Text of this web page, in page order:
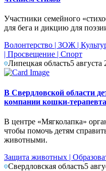
Участники семейного
для бега и дикцию для
Волонтерство | ЗОЖ |
| Просвещение | Спорт
Липецкая область5 августа
В Свердловской области
компании кошки-терапевта
В центре «Мягколапка»
чтобы помочь детям
животными.
Защита животных |
Свердловская область5